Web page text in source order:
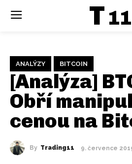
T 11
ANALÝZY BITCOIN
[Analýza]
Obří
cenou na
By Trading11 9. července